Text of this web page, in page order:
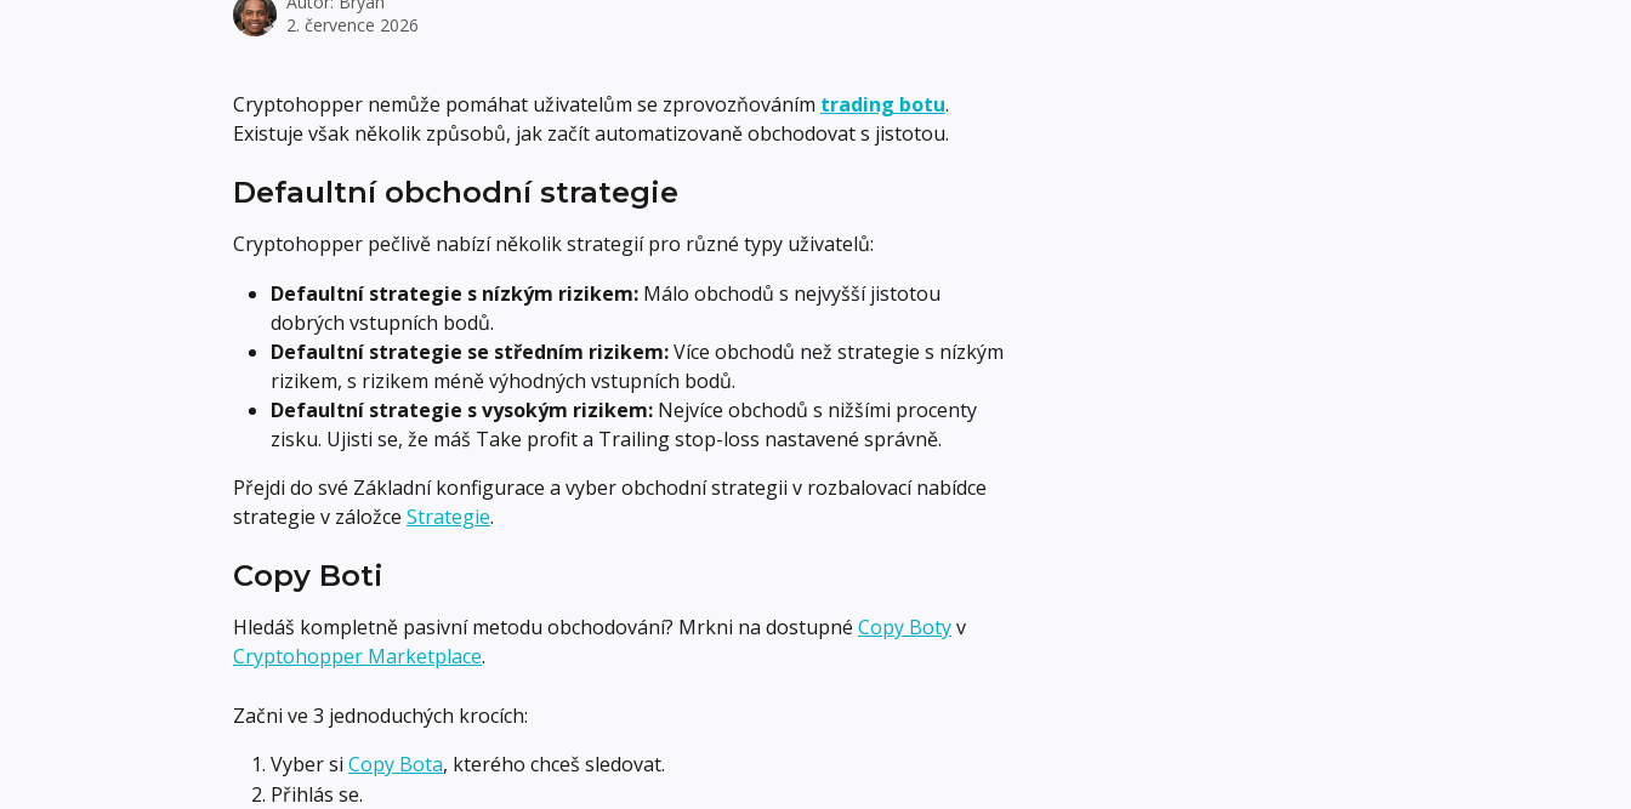
2. července 2026
Cryptohopper nemůže pomáhat uživatelům se zprovozňováním trading botu.
Existuje však několik způsobů, jak začít automatizovaně obchodovat s jistotou.
Defaultní obchodní strategie
Cryptohopper pečlivě nabízí několik strategií pro různé typy uživatelů:
Defaultní strategie s nízkým rizikem: Málo obchodů s nejvyšší jistotou
dobrých vstupních bodů.
Defaultní strategie se středním rizikem: Více obchodů než strategie s nízkým
rizikem, s rizikem méně výhodných vstupních bodů.
Defaultní strategie s vysokým rizikem: Nejvíce obchodů s nižšími procenty
zisku. Ujisti se, že máš Take profit a Trailing stop-loss nastavené správně.
Přejdi do své Základní konfigurace a vyber obchodní strategii v rozbalovací nabídce
strategie v záložce Strategie.
Copy Boti
Hledáš kompletně pasivní metodu obchodování? Mrkni na dostupné Copy Boty v
Cryptohopper Marketplace.
Začni ve 3 jednoduchých krocích:
Vyber si Copy Bota, kterého chceš sledovat.
Přihlás se.